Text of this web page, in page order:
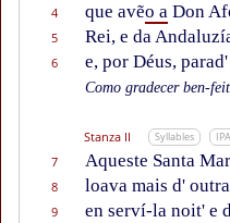
4 que avẽo a Don
5 Rei, e da
6 e, por Déus,
Como gradecer ben-
Stanza II Syllables IPA
7 Aqueste Santa
8 loava mais d'
9 en serví-la noit' e